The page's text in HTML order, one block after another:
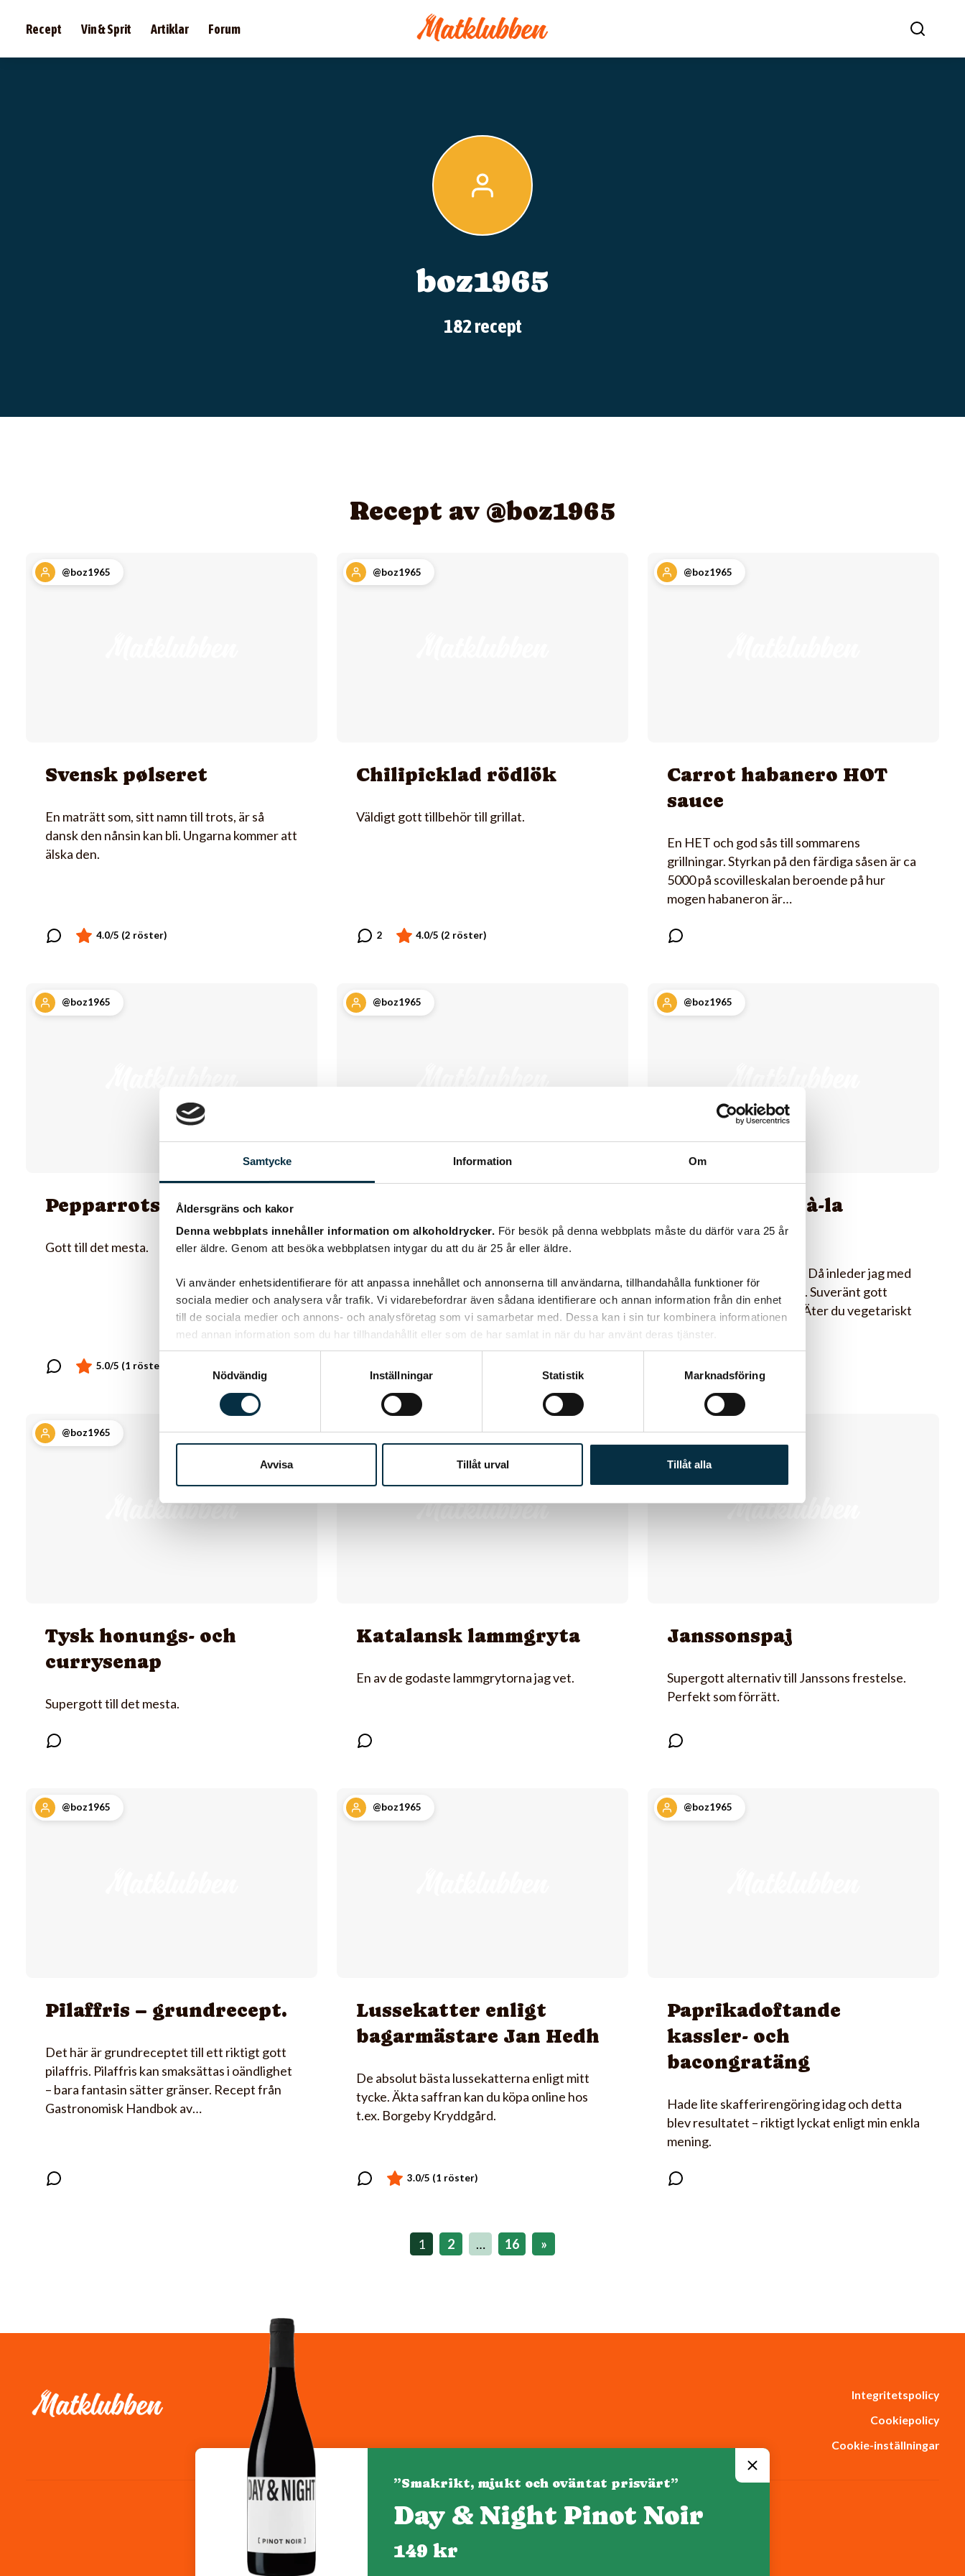
Samtycke Information Om
Åldersgräns och kakor
Denna webbplats innehåller information om alkoholdrycker. För besök på denna webbplats måste du därför vara 25 år
eller äldre. Genom att besöka webbplatsen intygar du att du är 25 år eller äldre.
Vi använder enhetsidentifierare för att anpassa innehållet och annonserna till användarna, tillhandahålla funktioner för
sociala medier och analysera vår trafik. Vi vidarebefordrar även sådana identifierare och annan information från din enhet
till de sociala medier och annons- och analysföretag som vi samarbetar med. Dessa kan i sin tur kombinera informationen
med annan information som du har tillhandahållit eller som de har samlat in när du har använt deras tjänster.
Nödvändig
Inställningar Statistik Marknadsföring
Avvisa Tillåt urval Tillåt alla
Recept Vin & Sprit Artiklar Forum
boz1965
182 recept
Recept av @boz1965
@boz1965
Svensk pølseret
En maträtt som, sitt namn till trots, är så
dansk den nånsin kan bli. Ungarna kommer att
älska den.
@boz1965
Chilipicklad rödlök
Väldigt gott tillbehör till grillat.
@boz1965
Carrot habanero HOT
sauce
En HET och god sås till sommarens
grillningar. Styrkan på den färdiga såsen är ca
5000 på scovilleskalan beroende på hur
mogen habaneron är…
@boz1965
Pepparrotssenap
Gott till det mesta.
@boz1965
påskdrink
@boz1965
Korvburgare à-la
Gandalf
Snart grillsäsong 2015 ju. Då inleder jag med
korvburgare à-la Gandalf. Suveränt gott
enligt min enkla mening. Äter du vegetariskt
så går det alldeles…
@boz1965
Tysk honungs- och
currysenap
Supergott till det mesta.
@boz1965
Katalansk lammgryta
En av de godaste lammgrytorna jag vet.
@boz1965
Janssonspaj
Supergott alternativ till Janssons frestelse.
Perfekt som förrätt.
@boz1965
Pilaffris – grundrecept.
Det här är grundreceptet till ett riktigt gott
pilaffris. Pilaffris kan smaksättas i oändlighet
– bara fantasin sätter gränser. Recept från
Gastronomisk Handbok av…
@boz1965
Lussekatter enligt
bagarmästare Jan Hedh
De absolut bästa lussekatterna enligt mitt
tycke. Äkta saffran kan du köpa online hos
t.ex. Borgeby Kryddgård.
@boz1965
Paprikadoftande
kassler- och
bacongratäng
Hade lite skafferirengöring idag och detta
blev resultatet – riktigt lyckat enligt min enkla
mening.
1 2 … 16 »
Integritetspolicy
Cookiepolicy
Cookie-inställningar
Denna webbplats drivs av Vinklubben i Norden AB
© 2026 mytaste.se
”Smakrikt, mjukt och oväntat prisvärt”
Day & Night Pinot Noir
149 kr